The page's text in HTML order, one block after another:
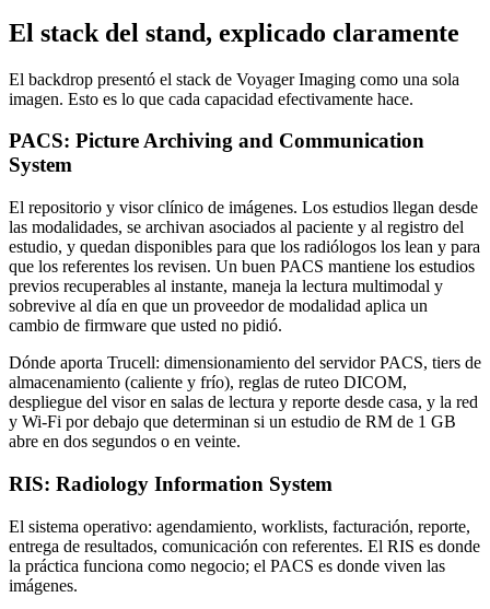
El stack del stand, explicado claramente
El backdrop presentó el stack de Voyager Imaging como una sola
imagen. Esto es lo que cada capacidad efectivamente hace.
PACS: Picture Archiving and Communication
System
El repositorio y visor clínico de imágenes. Los estudios llegan desde
las modalidades, se archivan asociados al paciente y al registro del
estudio, y quedan disponibles para que los radiólogos los lean y para
que los referentes los revisen. Un buen PACS mantiene los estudios
previos recuperables al instante, maneja la lectura multimodal y
sobrevive al día en que un proveedor de modalidad aplica un
cambio de firmware que usted no pidió.
Dónde aporta Trucell: dimensionamiento del servidor PACS, tiers de
almacenamiento (caliente y frío), reglas de ruteo DICOM,
despliegue del visor en salas de lectura y reporte desde casa, y la red
y Wi-Fi por debajo que determinan si un estudio de RM de 1 GB
abre en dos segundos o en veinte.
RIS: Radiology Information System
El sistema operativo: agendamiento, worklists, facturación, reporte,
entrega de resultados, comunicación con referentes. El RIS es donde
la práctica funciona como negocio; el PACS es donde viven las
imágenes.